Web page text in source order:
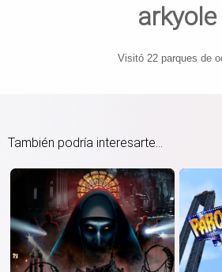
arkyole
Visitó 22 parques de
También podría interesarte...